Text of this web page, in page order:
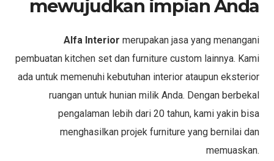
mewujudkan impian Anda
Alfa Interior merupakan jasa yang menangani
pembuatan kitchen set dan furniture custom lainnya. Kami
ada untuk memenuhi kebutuhan interior ataupun eksterior
ruangan untuk hunian milik Anda. Dengan berbekal
pengalaman lebih dari 20 tahun, kami yakin bisa
menghasilkan projek furniture yang bernilai dan
memuaskan.